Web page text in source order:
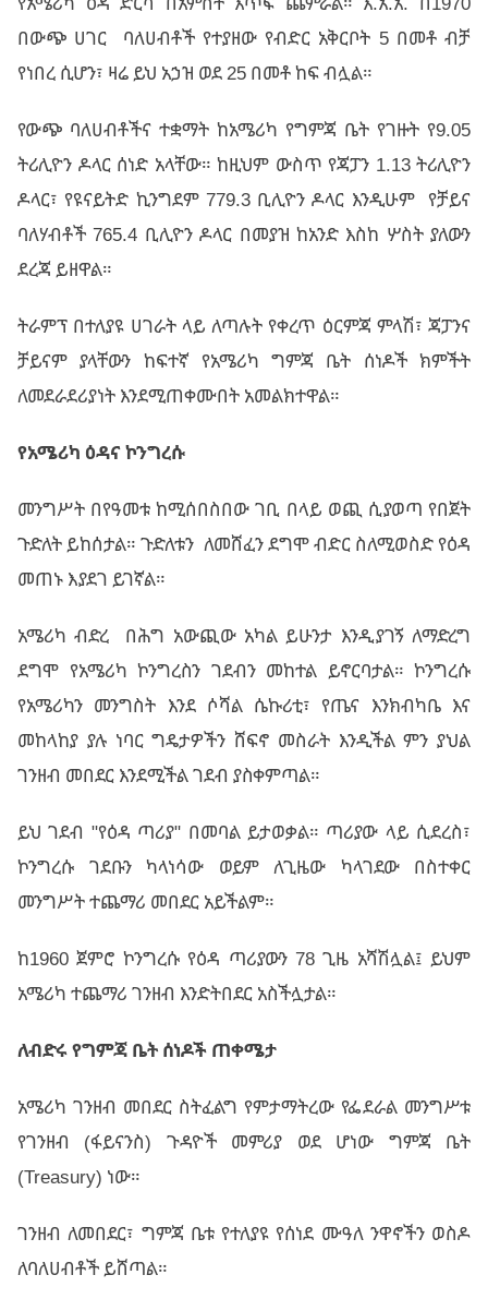
በውጭ ሀገር ባለሀብቶች የተያዘው የብድር አቅርቦት 5 በመቶ ብቻ
የነበረ ሲሆን፣ ዛሬ ይህ አኃዝ ወደ 25 በመቶ ከፍ ብሏል።
የውጭ ባለሀብቶችና ተቋማት ከአሜሪካ የግምጃ ቤት የገዙት የ9.05
ትሪሊዮን ዶላር ሰነድ አላቸው። ከዚህም ውስጥ የጃፓን 1.13 ትሪሊዮን
ዶላር፣ የዩናይትድ ኪንግደም 779.3 ቢሊዮን ዶላር እንዲሁም የቻይና
ባለሃብቶች 765.4 ቢሊዮን ዶላር በመያዝ ከአንድ እስከ ሦስት ያለውን
ደረጃ ይዘዋል።
ትራምፕ በተለያዩ ሀገራት ላይ ለጣሉት የቀረጥ ዕርምጃ ምላሽ፣ ጃፓንና
ቻይናም ያላቸውን ከፍተኛ የአሜሪካ ግምጃ ቤት ሰነዶች ክምችት
ለመደራደሪያነት እንደሚጠቀሙበት አመልክተዋል።
የአሜሪካ ዕዳናኮንግረሱ
መንግሥት በየዓመቱ ከሚሰበስበው ገቢ በላይ ወጪ ሲያወጣ የበጀት
ጉድለት ይከሰታል። ጉድለቱን ለመሸፈን ደግሞ ብድር ስለሚወስድ የዕዳ
መጠኑ እያደገ ይገኛል።
አሜሪካ ብድረ በሕግ አውጪው አካል ይሁንታ እንዲያገኝ ለማድረግ
ደግሞ የአሜሪካ ኮንግረስን ገደብን መከተል ይኖርባታል። ኮንግረሱ
የአሜሪካን መንግስት እንደ ሶሻል ሴኩሪቲ፣ የጤና እንክብካቤ እና
መከላከያ ያሉ ነባር ግዴታዎችን ሸፍኖ መስራት እንዲችል ምን ያህል
ገንዘብ መበደር እንደሚችል ገደብ ያስቀምጣል።
ይህ ገደብ "የዕዳ ጣሪያ" በመባል ይታወቃል። ጣሪያው ላይ ሲደረስ፣
ኮንግረሱ ገደቡን ካላነሳው ወይም ለጊዜው ካላገደው በስተቀር
መንግሥት ተጨማሪ መበደር አይችልም።
ከ1960 ጀምሮ ኮንግረሱ የዕዳ ጣሪያውን 78 ጊዜ አሻሽሏል፤ ይህም
አሜሪካ ተጨማሪ ገንዘብ እንድትበደር አስችሏታል።
ለብድሩየግምጃ ቤት ሰነዶች ጠቀሜታ
አሜሪካ ገንዘብ መበደር ስትፈልግ የምታማትረው የፌደራል መንግሥቱ
የገንዘብ (ፋይናንስ) ጉዳዮች መምሪያ ወደ ሆነው ግምጃ ቤት
(Treasury) ነው።
ገንዘብ ለመበደር፣ ግምጃ ቤቱ የተለያዩ የሰነደ ሙዓለ ንዋኖችን ወስዶ
ለባለሀብቶች ይሸጣል።